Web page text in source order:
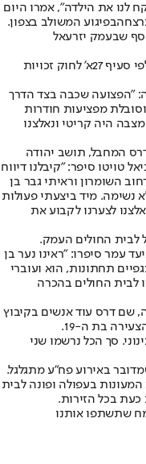
לנו את הילדה", אמרו היום
בפיגוע המשולב בצפון.
שבעמק יזרעאל
תיעוד זירת הפיגוע בעפולה השימוש נעשה לפי סעיף 27א' לחוק זכויות
"הפצועה שכבה בצד הדרך
מפציעות חודרות
היה קריטי ונאלצנו
המחבל, תושב יהודה
מד"א דניאל טויטו סיפר: "קיבלנו דיווח
השומרון וראיתי גבר בן
נשימה. מיד ביצעתי פעולות
לצערנו לקבוע את
עמר סיפרו: "ראינו נער בן
תחתונות, הוא ועוברי
לבית החולים בהכרה
שם דרס עוד אנשים בקיבוץ
בת ה-19.
גבר נוסף בן 37 באורח בינוני. סך הכל נרשמו שני
באירוע פח"ע מתגלגל.
בעפולה ופונה לבית
בכל הזירות.
שתשתפו אותנו